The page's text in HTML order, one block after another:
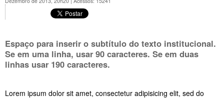
Espaço para inserir o subtítulo do texto institucional.
Se em uma linha, usar 90 caracteres. Se em duas
linhas usar 190 caracteres.
Lorem ipsum dolor sit amet, consectetur adipisicing elit, sed do